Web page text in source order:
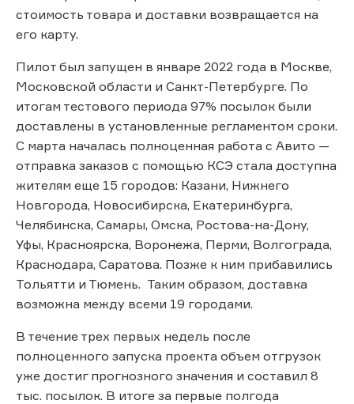
стоимость товара и доставки возвращается на
его карту.
Пилот был запущен в январе 2022 года в Москве,
Московской области и Санкт-Петербурге. По
итогам тестового периода 97% посылок были
доставлены в установленные регламентом сроки.
С марта началась полноценная работа с Авито —
отправка заказов с помощью КСЭ стала доступна
жителям еще 15 городов: Казани, Нижнего
Новгорода, Новосибирска, Екатеринбурга,
Челябинска, Самары, Омска, Ростова-на-Дону,
Уфы, Красноярска, Воронежа, Перми, Волгограда,
Краснодара, Саратова. Позже к ним прибавились
Тольятти и Тюмень. Таким образом, доставка
возможна между всеми 19 городами.
В течение трех первых недель после
полноценного запуска проекта объем отгрузок
уже достиг прогнозного значения и составил 8
тыс. посылок. В итоге за первые полгода